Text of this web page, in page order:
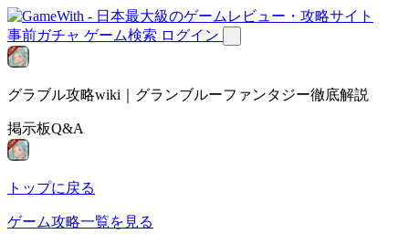
事前ガチャ ゲーム検索 ログイン
グラブル攻略wiki｜グランブルーファンタジー徹底解説
掲示板Q&A
トップに戻る
ゲーム攻略一覧を見る